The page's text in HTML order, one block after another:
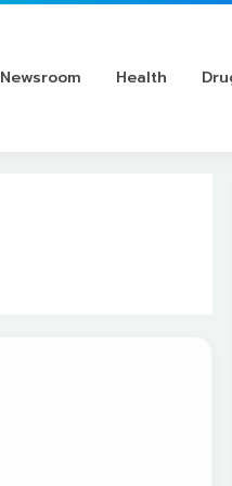
Newsroom Health